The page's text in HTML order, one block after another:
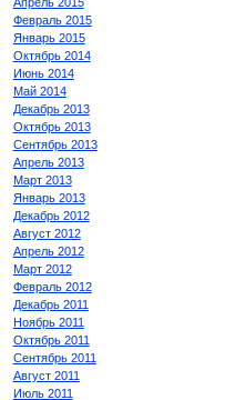
Февраль 2015
Январь 2015
Октябрь 2014
Июнь 2014
Май 2014
Декабрь 2013
Октябрь 2013
Сентябрь 2013
Апрель 2013
Март 2013
Январь 2013
Декабрь 2012
Август 2012
Апрель 2012
Март 2012
Февраль 2012
Декабрь 2011
Ноябрь 2011
Октябрь 2011
Сентябрь 2011
Август 2011
Июль 2011